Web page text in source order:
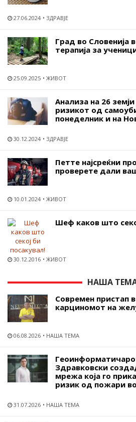
27.06.2024 ЗДРАВЈЕ
Град во Словенија
терапија за
25.09.2025 ЖИВОТ
Анализа на 26
ризикот од
понеделник и на
30.12.2024 ЗДРАВЈЕ
Петте најсреќни
проверете дали
10.01.2024 ЖИВОТ
Шеф каков што
30.12.2016 ЖИВОТ
НАША
Современ пристап
карциномот на
06.08.2026 НАША ТЕМА
Здравковски
мрежа која го
ризик од пожари
31.07.2026 НАША ТЕМА